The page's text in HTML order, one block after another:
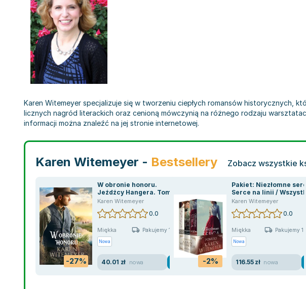
Karen Witemeyer specjalizuje się w tworzeniu ciepłych romansów historycznych,
licznych nagród literackich oraz cenioną mówczynią na różnego rodzaju
informacji można znaleźć na jej stronie internetowej.
Karen Witemeyer - Bestsellery Zobacz wszystkie
-27%
W obronie honoru.
Jeźdźcy Hangera. Tom 3
Karen Witemeyer
0.0
Miękka Pakujemy 11.08
Nowa
40.01 zł nowa -2%
Pakiet: Niezłomne
Serce na linii /
moje jutra
Karen Witemeyer
0.0
Miękka Pakujemy
Nowa
116.55 zł nowa